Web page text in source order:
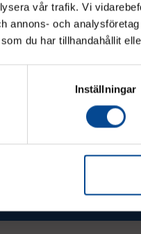
vår trafik. Vi
annons- och
du har tillhandahållit
Inställningar
/ kronlåda
&